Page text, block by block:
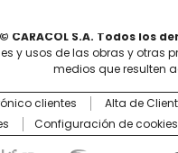
© CARACOL S.A. Todos los
y usos de las obras y
medios que resulten
clientes Alta de
Configuración de cookies